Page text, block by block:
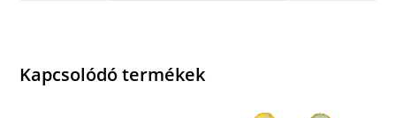
Kapcsolódó termékek